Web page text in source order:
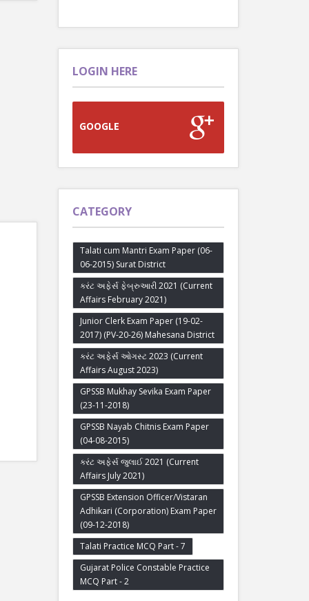
LOGIN HERE
GOOGLE
CATEGORY
Talati cum Mantri Exam Paper (06-
06-2015) Surat District
કરંટ અફેર્સ ફેબ્રુઆરી 2021 (Current
Affairs February 2021)
Junior Clerk Exam Paper (19-02-
2017) (PV-20-26) Mahesana District
કરંટ અફેર્સ ઓગસ્ટ 2023 (Current
Affairs August 2023)
GPSSB Mukhay Sevika Exam Paper
(23-11-2018)
GPSSB Nayab Chitnis Exam Paper
(04-08-2015)
કરંટ અફેર્સ જુલાઈ 2021 (Current
Affairs July 2021)
GPSSB Extension Officer/Vistaran
Adhikari (Corporation) Exam Paper
(09-12-2018)
Talati Practice MCQ Part - 7
Gujarat Police Constable Practice
MCQ Part - 2